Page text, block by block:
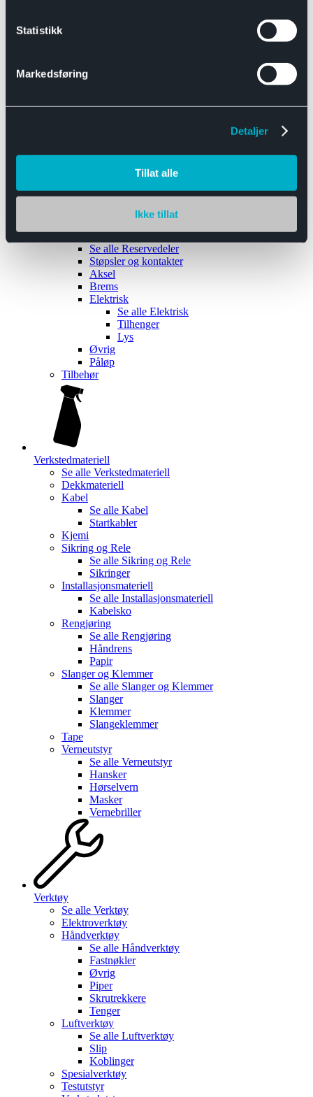
Statistikk
Markedsføring
Detaljer
Tillat alle
Ikke tillat
Båthengere
Reservedeler
Se alle Reservedeler
Støpsler og kontakter
Aksel
Brems
Elektrisk
Se alle Elektrisk
Tilhenger
Lys
Øvrig
Påløp
Tilbehør
Verkstedmateriell
Se alle Verkstedmateriell
Dekkmateriell
Kabel
Se alle Kabel
Startkabler
Kjemi
Sikring og Rele
Se alle Sikring og Rele
Sikringer
Installasjonsmateriell
Se alle Installasjonsmateriell
Kabelsko
Rengjøring
Se alle Rengjøring
Håndrens
Papir
Slanger og Klemmer
Se alle Slanger og Klemmer
Slanger
Klemmer
Slangeklemmer
Tape
Verneutstyr
Se alle Verneutstyr
Hansker
Hørselvern
Masker
Vernebriller
Verktøy
Se alle Verktøy
Elektroverktøy
Håndverktøy
Se alle Håndverktøy
Fastnøkler
Øvrig
Piper
Skrutrekkere
Tenger
Luftverktøy
Se alle Luftverktøy
Slip
Koblinger
Spesialverktøy
Testutstyr